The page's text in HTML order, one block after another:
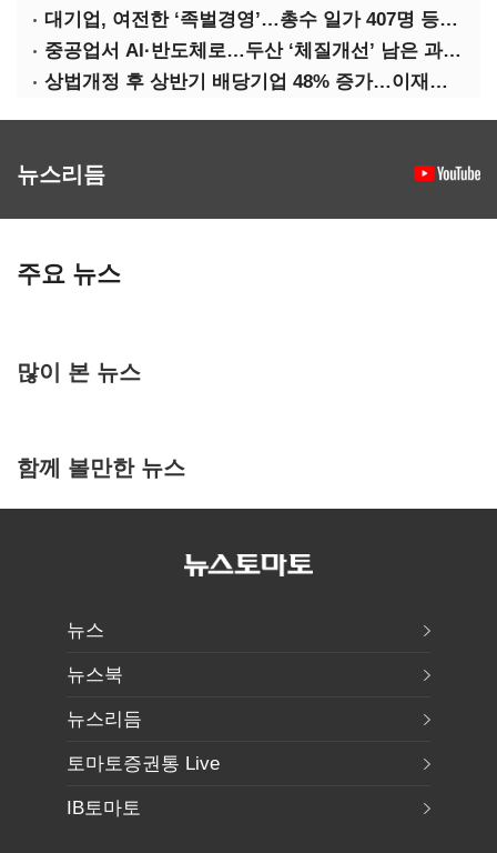
대기업, 여전한 ‘족벌경영’…총수 일가 407명 등기임원
중공업서 AI·반도체로…두산 ‘체질개선’ 남은 과제는
상법개정 후 상반기 배당기업 48% 증가…이재용 배당액 728억 1위
뉴스리듬
주요 뉴스
많이 본 뉴스
함께 볼만한 뉴스
뉴스
뉴스북
뉴스리듬
토마토증권통 Live
IB토마토